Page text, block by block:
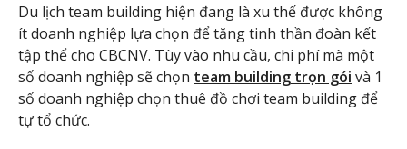
Du lịch team building hiện đang là xu thế được không
ít doanh nghiệp lựa chọn để tăng tinh thần đoàn kết
tập thể cho CBCNV. Tùy vào nhu cầu, chi phí mà một
số doanh nghiệp sẽ chọn team building trọn gói và 1
số doanh nghiệp chọn thuê đồ chơi team building để
tự tổ chức.